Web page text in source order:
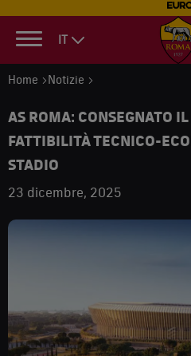
IT
Home Notizie
AS ROMA: CONSEGNATO
FATTIBILITÀ TECNICO-
STADIO
23 dicembre, 2025